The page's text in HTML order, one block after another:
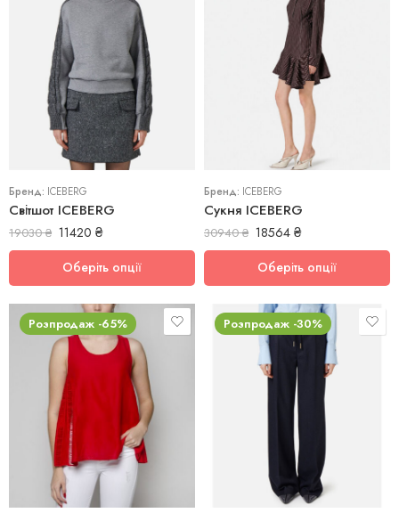
Бренд: ICEBERG
Світшот ICEBERG
19030₴ 11420 ₴
40
42
44
Оберіть опції
Бренд: ICEBERG
Сукня ICEBERG
30940₴ 18564₴
Оберіть опції
Розпродаж -65%
40
42
Розпродаж -30%